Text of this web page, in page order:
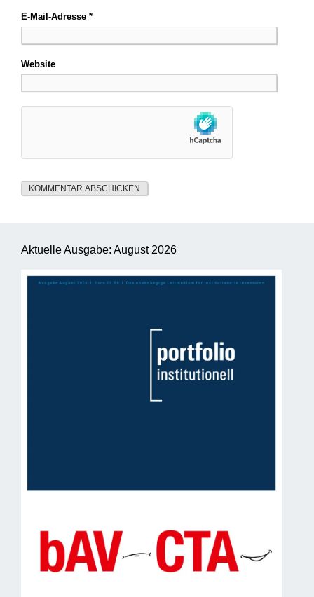
E-Mail-Adresse *
Website
Aktuelle Ausgabe: August 2026